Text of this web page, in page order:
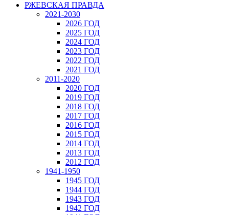
РЖЕВСКАЯ ПРАВДА
2021-2030
2026 ГОД
2025 ГОД
2024 ГОД
2023 ГОД
2022 ГОД
2021 ГОД
2011-2020
2020 ГОД
2019 ГОД
2018 ГОД
2017 ГОД
2016 ГОД
2015 ГОД
2014 ГОД
2013 ГОД
2012 ГОД
1941-1950
1945 ГОД
1944 ГОД
1943 ГОД
1942 ГОД